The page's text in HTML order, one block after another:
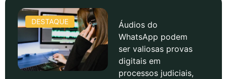
DESTAQUE
Áudios do
WhatsApp podem
ser valiosas provas
digitais em
processos judiciais,